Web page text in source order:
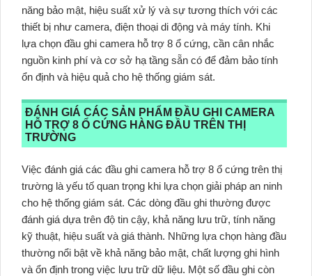
năng bảo mật, hiệu suất xử lý và sự tương thích với các
thiết bị như camera, điện thoại di động và máy tính. Khi
lựa chọn đầu ghi camera hỗ trợ 8 ổ cứng, cần cân nhắc
nguồn kinh phí và cơ sở hạ tầng sẵn có để đảm bảo tính
ổn định và hiệu quả cho hệ thống giám sát.
ĐÁNH GIÁ CÁC SẢN PHẨM ĐẦU GHI CAMERA
HỖ TRỢ 8 Ổ CỨNG HÀNG ĐẦU TRÊN THỊ
TRƯỜNG
Việc đánh giá các đầu ghi camera hỗ trợ 8 ổ cứng trên thị
trường là yếu tố quan trọng khi lựa chọn giải pháp an ninh
cho hệ thống giám sát. Các dòng đầu ghi thường được
đánh giá dựa trên độ tin cậy, khả năng lưu trữ, tính năng
kỹ thuật, hiệu suất và giá thành. Những lựa chọn hàng đầu
thường nổi bật về khả năng bảo mật, chất lượng ghi hình
và ổn định trong việc lưu trữ dữ liệu. Một số đầu ghi còn